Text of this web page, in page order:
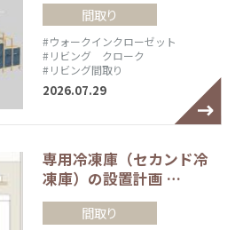
間取り
#ウォークインクローゼット
#リビング クローク
#リビング間取り
2026.07.29
専用冷凍庫（セカンド冷
凍庫）の設置計画 …
間取り